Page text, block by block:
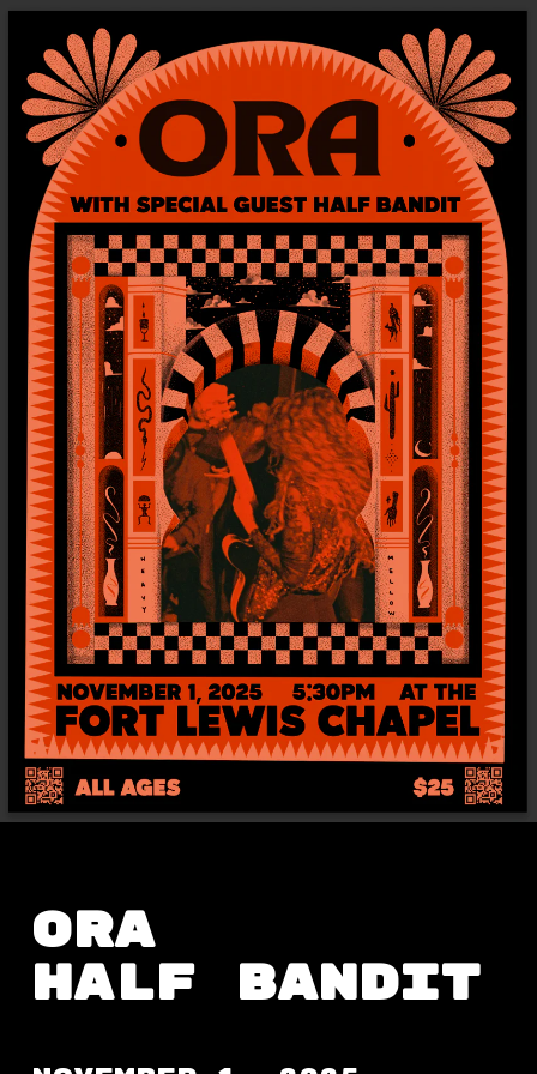
ORA
Half Bandit